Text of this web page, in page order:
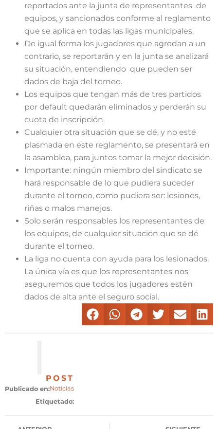
reportados ante la junta de representantes de
equipos, y sancionados conforme al reglamento
que se aplica en todas las ligas municipales.
De igual forma los jugadores que agredan a un
contrario, se reportarán y en la junta se analizará
su situación, entendiendo que pueden ser
dados de baja del torneo.
Los equipos que tengan más de tres partidos
por default quedarán eliminados y perderán su
cuota de inscripción.
Cualquier otra situación que se dé, y no esté
plasmada en este reglamento, se presentará en
la asamblea, para juntos tomar la mejor decisión.
Importante: ningún miembro del sindicato se
hará responsable de lo que pudiera suceder
durante el torneo, como pudiera ser: lesiones,
riñas o malos manejos.
Solo serán responsables los representantes de
los equipos, de cualquier situación que se dé
durante el torneo.
La liga no cuenta con ayuda para los lesionados.
La única vía es que los representantes nos
aseguremos que todos los jugadores estén
dados de alta ante el seguro social.
POST
Publicado en:Noticias
Etiquetado: